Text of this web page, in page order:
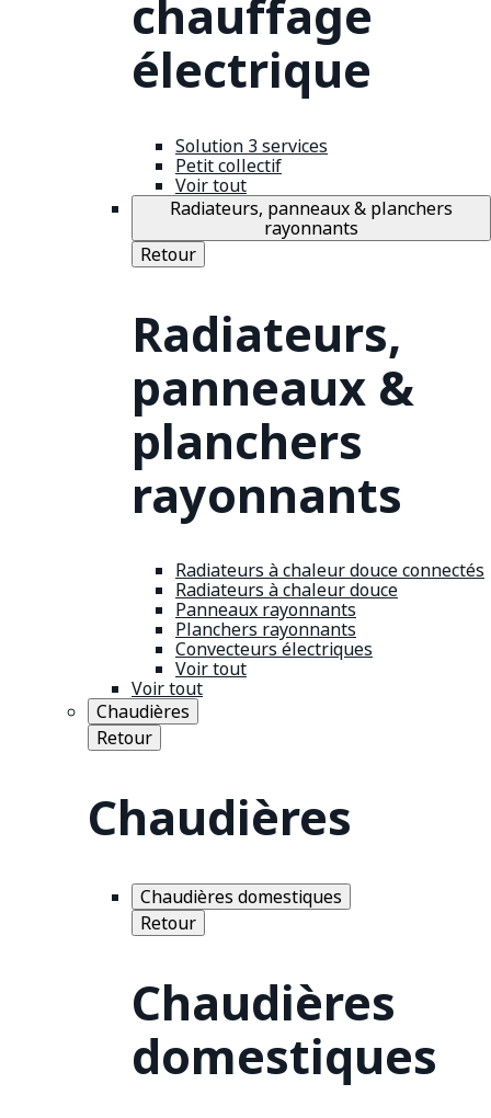
chauffage
électrique
Solution 3 services
Petit collectif
Voir tout
Radiateurs, panneaux & planchers
rayonnants
Retour
Radiateurs,
panneaux &
planchers
rayonnants
Radiateurs à chaleur douce connectés
Radiateurs à chaleur douce
Panneaux rayonnants
Planchers rayonnants
Convecteurs électriques
Voir tout
Voir tout
Chaudières
Retour
Chaudières
Chaudières domestiques
Retour
Chaudières
domestiques